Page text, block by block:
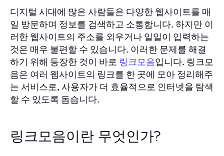
디지털 시대에 많은 사람들은 다양한 웹사이트를 매
일 방문하며 정보를 검색하고 소통합니다. 하지만 이
러한 웹사이트의 주소를 외우거나 일일이 입력하는
것은 매우 불편할 수 있습니다. 이러한 문제를 해결
하기 위해 등장한 것이 바로 링크모음입니다. 링크모
음은 여러 웹사이트의 링크를 한 곳에 모아 정리해주
는 서비스로, 사용자가 더 효율적으로 인터넷을 탐색
할 수 있도록 돕습니다.
링크모음이란 무엇인가?